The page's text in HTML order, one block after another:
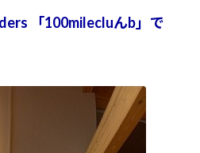
「100milecluんb」で